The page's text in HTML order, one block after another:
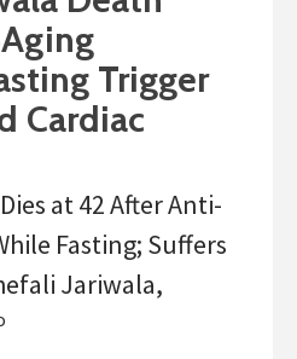
Trigger
Cardiac
at 42 After Anti-
Fasting; Suffers
Jariwala,